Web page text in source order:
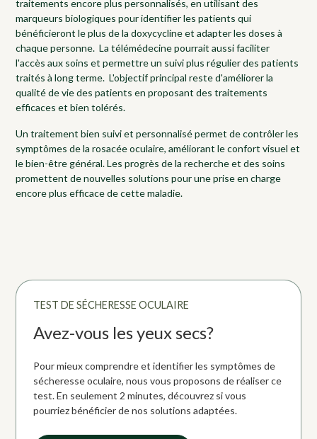
TEST DE SÉCHERESSE OCULAIRE
Avez-vous les yeux secs?
Pour mieux comprendre et identifier les symptômes de
sécheresse oculaire, nous vous proposons de réaliser ce
test. En seulement 2 minutes, découvrez si vous
pourriez bénéficier de nos solutions adaptées.
traitements encore plus personnalisés, en utilisant des
marqueurs biologiques pour identifier les patients qui
bénéficieront le plus de la doxycycline et adapter les doses à
chaque personne. La télémédecine pourrait aussi faciliter
l'accès aux soins et permettre un suivi plus régulier des patients
traités à long terme. L'objectif principal reste d'améliorer la
qualité de vie des patients en proposant des traitements
efficaces et bien tolérés.
Un traitement bien suivi et personnalisé permet de contrôler les
symptômes de la rosacée oculaire, améliorant le confort visuel et
le bien-être général. Les progrès de la recherche et des soins
promettent de nouvelles solutions pour une prise en charge
encore plus efficace de cette maladie.